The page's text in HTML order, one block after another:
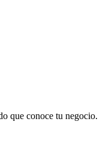
que conoce tu negocio.